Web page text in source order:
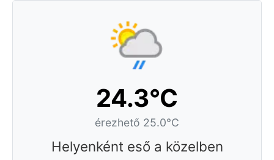
24.3°C
érezhető 25.0°C
Helyenként eső a közelben